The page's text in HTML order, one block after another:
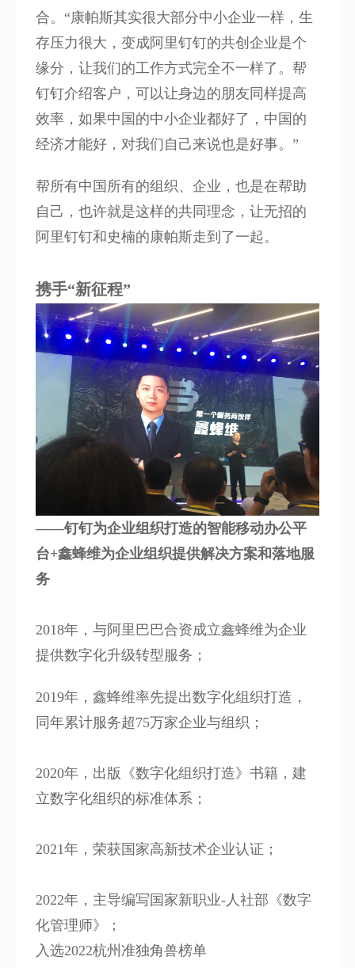
合。“康帕斯其实很大部分中小企业一样，生
存压力很大，变成阿里钉钉的共创企业是个
缘分，让我们的工作方式完全不一样了。帮
钉钉介绍客户，可以让身边的朋友同样提高
效率，如果中国的中小企业都好了，中国的
经济才能好，对我们自己来说也是好事。”
帮所有中国所有的组织、企业，也是在帮助
自己，也许就是这样的共同理念，让无招的
阿里钉钉和史楠的康帕斯走到了一起。
携手“新征程”
——钉钉为企业组织打造的智能移动办公平
台+鑫蜂维为企业组织提供解决方案和落地服
务
2018年， 与阿里巴巴合资成立鑫蜂维为企业
提供数字化升级转型服务；
2019年，鑫蜂维率先提出数字化组织打造，
同年累计服务超75万家企业与组织；
2020年，出版《数字化组织打造》书籍，建
立数字化组织的标准体系；
2021年， 荣获国家高新技术企业认证；
2022年，主导编写国家新职业-人社部《数字
化管理师》；
入选2022杭州准独角兽榜单